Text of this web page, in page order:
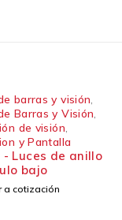
Código de
Banner -
Agregar a